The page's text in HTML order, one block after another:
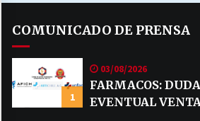
VOLVER A SER
MUNICIPALIDADES,
COMUNICADO DE PRENSA
1
03/08/2026
FARMACOS:
EVENTUAL